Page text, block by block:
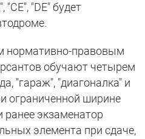
"CE", "DE" будет
нормативно-правовым
обучают четырем
"гараж", "диагоналка" и
ограниченной ширине
ранее экзаменатор
элемента при сдаче,